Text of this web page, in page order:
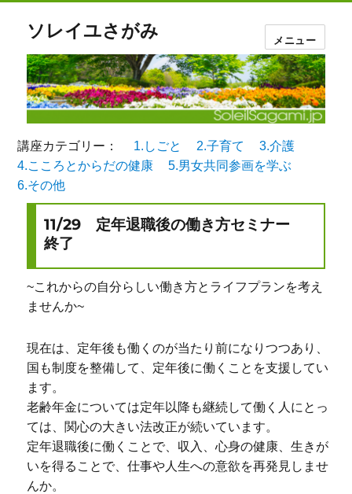
ソレイユさがみ メニュー
講座カテゴリー： 1.しごと 2.子育て
3.介護
4.こころとからだの健康
5.男女共同参画を学ぶ
6.その他
11/29 定年退職後の働き方セミナー
終了
~これからの自分らしい働き方とライフプランを考え
ませんか~
現在は、定年後も働くのが当たり前になりつつあり、
国も制度を整備して、定年後に働くことを支援してい
ます。
老齢年金については定年以降も継続して働く人にとっ
ては、関心の大きい法改正が続いています。
定年退職後に働くことで、収入、心身の健康、生きが
いを得ることで、仕事や人生への意欲を再発見しませ
んか。